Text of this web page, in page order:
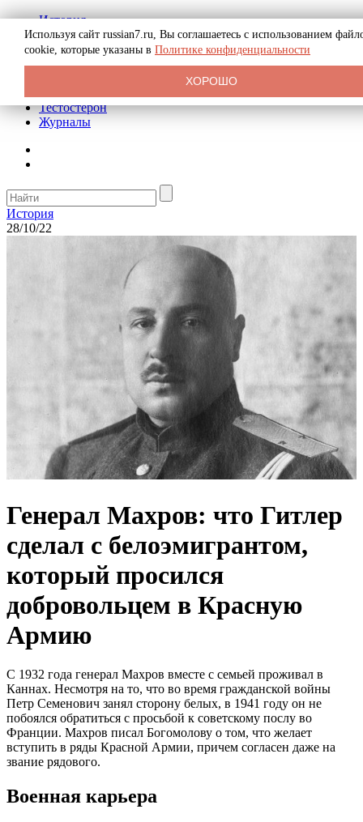
История
Биография
Криминал
Реклама на сайте
Тестостерон
Журналы
История
28/10/22
Генерал Махров: что Гитлер
сделал с белоэмигрантом,
который просился
добровольцем в Красную
Армию
С 1932 года генерал Махров вместе с семьей проживал в
Каннах. Несмотря на то, что во время гражданской войны
Петр Семенович занял сторону белых, в 1941 году он не
побоялся обратиться с просьбой к советскому послу во
Франции. Махров писал Богомолову о том, что желает
вступить в ряды Красной Армии, причем согласен даже на
звание рядового.
Военная карьера
Используя сайт russian7.ru, Вы соглашаетесь с использованием
cookie, которые указаны в Политике конфиденциальности
ХОРОШО